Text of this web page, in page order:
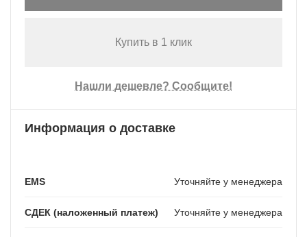
Купить в 1 клик
Нашли дешевле? Сообщите!
Информация о доставке
EMS Уточняйте у менеджера
СДЕК (наложенный платеж) Уточняйте у менеджера